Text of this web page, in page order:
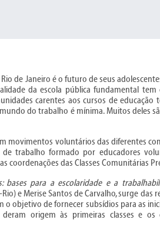
de Janeiro é o futuro de seus
da escola pública fundamental tem
carentes aos cursos de educação
do trabalho é mínima. Muitos deles
movimentos voluntários das diferentes
trabalho formado por educadores
das Classes Comunitárias
bases para a escolaridade e a
e Merise Santos de Carvalho, surge das
o objetivo de fornecer subsídios para as
origem às primeiras classes e os